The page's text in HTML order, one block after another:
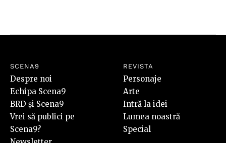
SCENA9
Despre noi
Echipa Scena9
BRD și Scena9
Vrei să publici pe
Scena9?
REVISTA
Personaje
Arte
Intră la idei
Lumea noastră
Special